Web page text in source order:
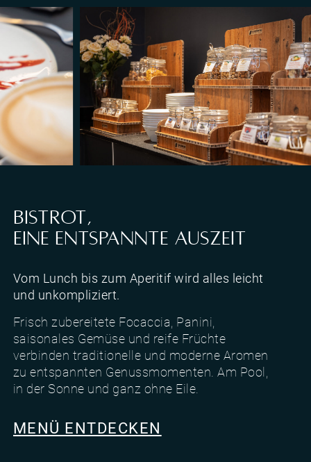
BISTROT,
EINE ENTSPANNTE AUSZEIT
Vom Lunch bis zum Aperitif wird alles leicht
und unkompliziert.
Frisch zubereitete Focaccia, Panini,
saisonales Gemüse und reife Früchte
verbinden traditionelle und moderne Aromen
zu entspannten Genussmomenten. Am Pool,
in der Sonne und ganz ohne Eile.
MENÜ ENTDECKEN